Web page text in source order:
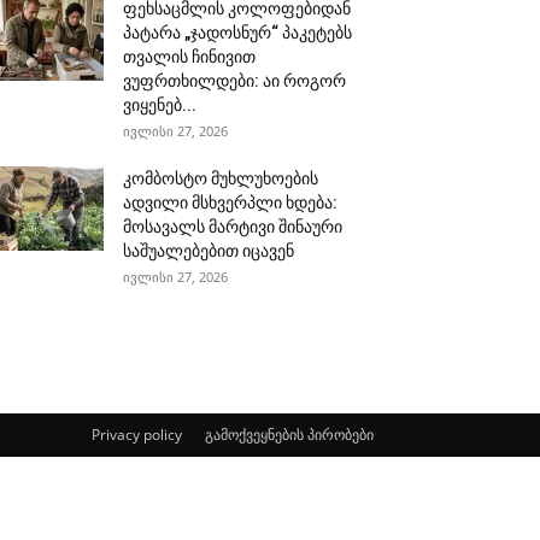
ფეხსაცმლის კოლოფებიდან
პატარა „ჯადოსნურ“ პაკეტებს
თვალის ჩინივით
ვუფრთხილდები: აი როგორ
ვიყენებ...
ივლისი 27, 2026
კომბოსტო მუხლუხოების
ადვილი მსხვერპლი ხდება:
მოსავალს მარტივი შინაური
საშუალებებით იცავენ
ივლისი 27, 2026
Privacy policy გამოქვეყნების პირობები